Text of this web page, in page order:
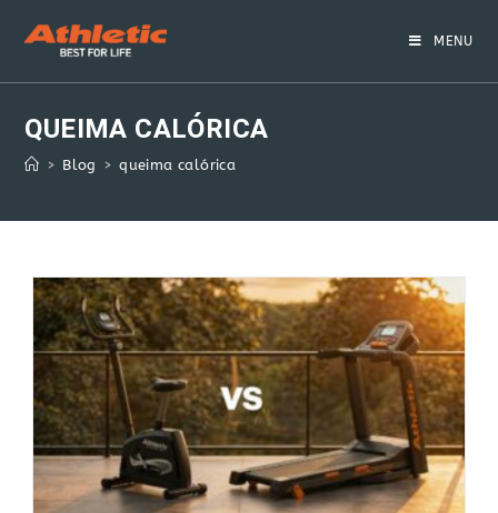
MENU
QUEIMA CALÓRICA
> Blog > queima calórica